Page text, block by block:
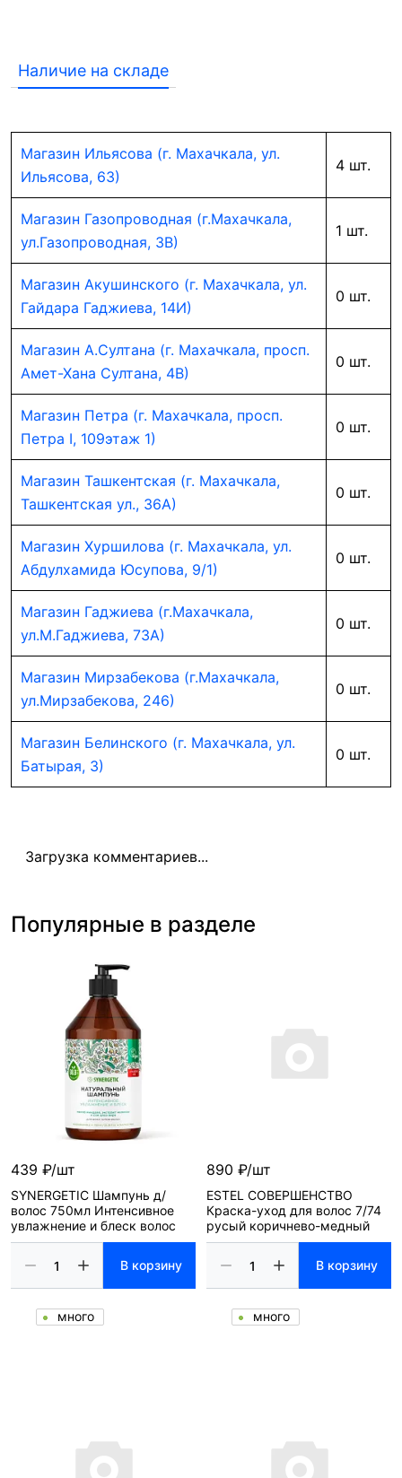
Наличие на складе
Магазин Ильясова (г. Махачкала, ул.
Ильясова, 63)
4 шт.
Магазин Газопроводная (г.Махачкала,
ул.Газопроводная, 3В)
1 шт.
Магазин Акушинского (г. Махачкала, ул.
Гайдара Гаджиева, 14И)
0 шт.
Магазин А.Султана (г. Махачкала, просп.
Амет-Хана Султана, 4В)
0 шт.
Магазин Петра (г. Махачкала, просп.
Петра I, 109этаж 1)
0 шт.
Магазин Ташкентская (г. Махачкала,
Ташкентская ул., 36А)
0 шт.
Магазин Хуршилова (г. Махачкала, ул.
Абдулхамида Юсупова, 9/1)
0 шт.
Магазин Гаджиева (г.Махачкала,
ул.М.Гаджиева, 73А)
0 шт.
Магазин Мирзабекова (г.Махачкала,
ул.Мирзабекова, 246)
0 шт.
Магазин Белинского (г. Махачкала, ул.
Батырая, 3)
0 шт.
Загрузка комментариев...
Популярные в разделе
439 ₽/шт
SYNERGETIC Шампунь д/
волос 750мл Интенсивное
увлажнение и блеск волос
В корзину
много
890 ₽/шт
ESTEL СОВЕРШЕНСТВО
Краска-уход для волос 7/74
русый коричнево-медный
В корзину
много